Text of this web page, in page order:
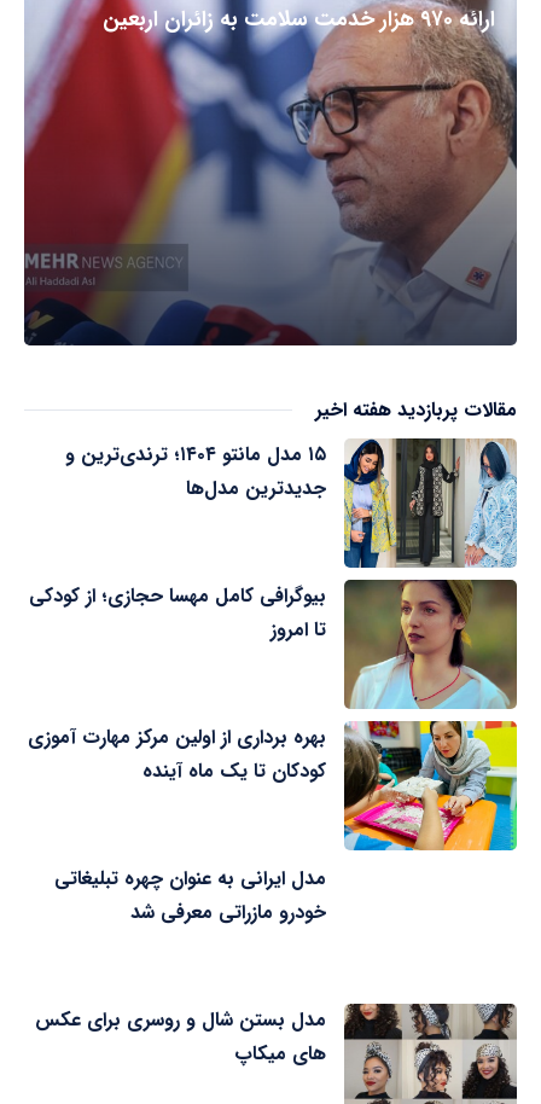
ارائه ۹۷۰ هزار خدمت سلامت به زائران اربعین
مقالات پربازدید هفته اخیر
۱۵ مدل مانتو ۱۴۰۴؛ ترندی‌ترین و
جدیدترین مدل‌ها
بیوگرافی کامل مهسا حجازی؛ از کودکی
تا امروز
بهره برداری از اولین مرکز مهارت آموزی
کودکان تا یک ماه آینده
مدل ایرانی به عنوان چهره تبلیغاتی
خودرو مازراتی معرفی شد
مدل بستن شال و روسری برای عکس
های میکاپ